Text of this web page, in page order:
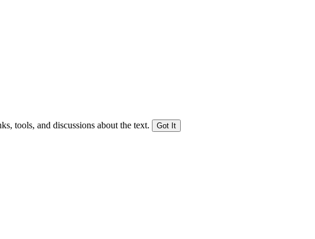
tools, and discussions about the text. Got It